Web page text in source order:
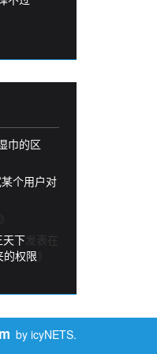
巾的区
个用户对
天下发表在
的权限
by icyNETS.